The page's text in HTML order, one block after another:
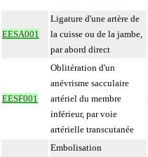
EESA001
Ligature d'une artère de
la cuisse ou de la jambe,
par abord direct
EESF001
Oblitération d'un
anévrisme sacculaire
artériel du membre
inférieur, par voie
artérielle transcutanée
Embolisation